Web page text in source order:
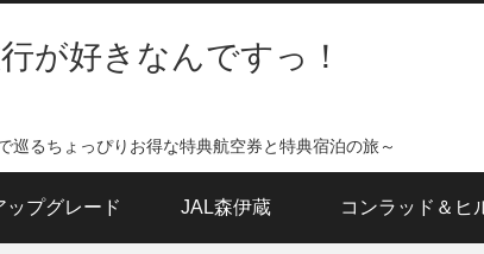
が好きなんですっ！
巡るちょっぴりお得な特典航空券と特典宿泊の旅～
ップグレード JAL森伊蔵 コンラッド＆ヒ